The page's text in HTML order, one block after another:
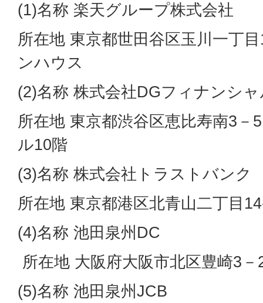
(1)名称 楽天グループ株式会社
所在地 東京都世田谷区玉川一丁
ンハウス
(2)名称 株式会社DGフィナンシ
所在地 東京都渋谷区恵比寿南3
ル10階
(3)名称 株式会社トラストバンク
所在地 東京都港区北青山二丁目
(4)名称 池田泉州DC
所在地 大阪府大阪市北区豊崎3－
(5)名称 池田泉州JCB